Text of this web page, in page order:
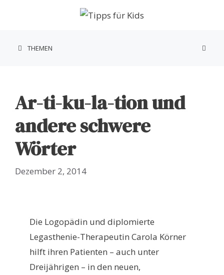
THEMEN
Ar-ti-ku-la-tion und
andere schwere
Wörter
Dezember 2, 2014
Die Logopädin und diplomierte
Legasthenie-Therapeutin Carola Körner
hilft ihren Patienten – auch unter
Dreijährigen – in den neuen,